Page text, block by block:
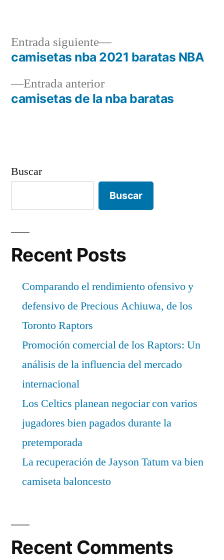
Navegación
deEntrada anteriorEntrada
anterior:
camisetas de la nba baratas
Entrada siguiente
Entrada
siguiente:
camisetas nba 2021 baratas NBA
Buscar
Buscar
Recent Posts
Comparando el rendimiento ofensivo y
defensivo de Precious Achiuwa, de los
Toronto Raptors
Promoción comercial de los Raptors: Un
análisis de la influencia del mercado
internacional
Los Celtics planean negociar con varios
jugadores bien pagados durante la
pretemporada
La recuperación de Jayson Tatum va bien
camiseta baloncesto
Recent Comments